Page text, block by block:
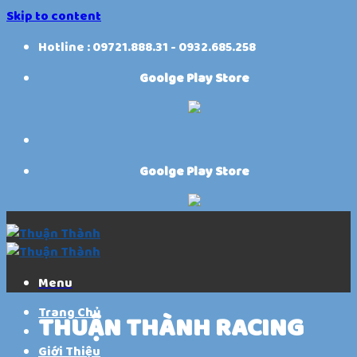
Skip to content
Hotline : 09721.888.31 - 0932.685.258
Goolge Play Store
Goolge Play Store
Menu
THUẬN THÀNH RACING
Trang Chủ
Giới Thiệu